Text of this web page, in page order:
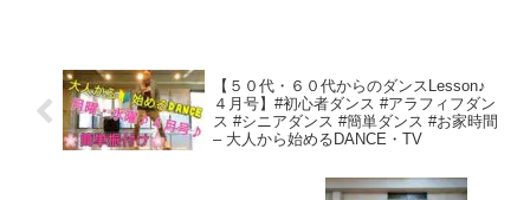
【５０代・６０代からのダンスLesson♪
４月号】#初心者ダンス #アラフィフダン
ス #シニアダンス #簡単ダンス #お家時間
– 大人から始めるDANCE・TV